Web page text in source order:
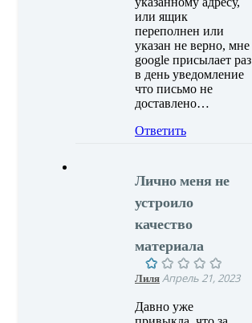
или ящик
переполнен или
указан не верно, мне
google присылает раз
в день уведомление
что письмо не
доставлено…
Ответить
Лично меня не
устроило
качество
материала
ЛиляАпрель 21, 2023
Давно уже